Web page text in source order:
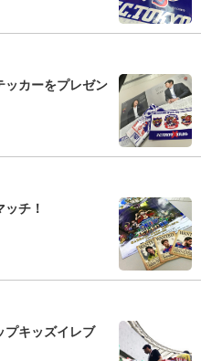
ッカーをプレゼン
チ！
プキッズイレブ